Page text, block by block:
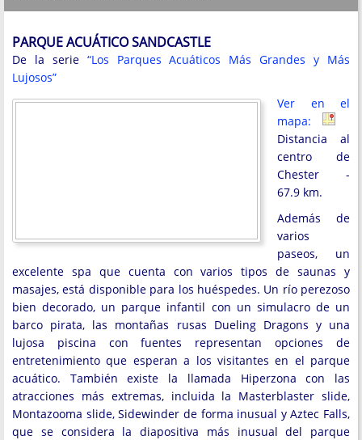
PARQUE ACUÁTICO SANDCASTLE
De la serie “Los Parques Acuáticos Más Grandes y Más
Lujosos”
Ver en el
mapa:
Distancia al
centro de
Chester -
67.9 km.
Además de
varios
paseos, un
excelente spa que cuenta con varios tipos de saunas y
masajes, está disponible para los huéspedes. Un río perezoso
bien decorado, un parque infantil con un simulacro de un
barco pirata, las montañas rusas Dueling Dragons y una
lujosa piscina con fuentes representan opciones de
entretenimiento que esperan a los visitantes en el parque
acuático. También existe la llamada Hiperzona con las
atracciones más extremas, incluida la Masterblaster slide,
Montazooma slide, Sidewinder de forma inusual y Aztec Falls,
que se considera la diapositiva más inusual del parque